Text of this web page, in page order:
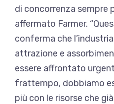
di concorrenza sempre
affermato Farmer.
conferma che
attrazione e
essere affrontato
frattempo, dobbiamo
più con le risorse che